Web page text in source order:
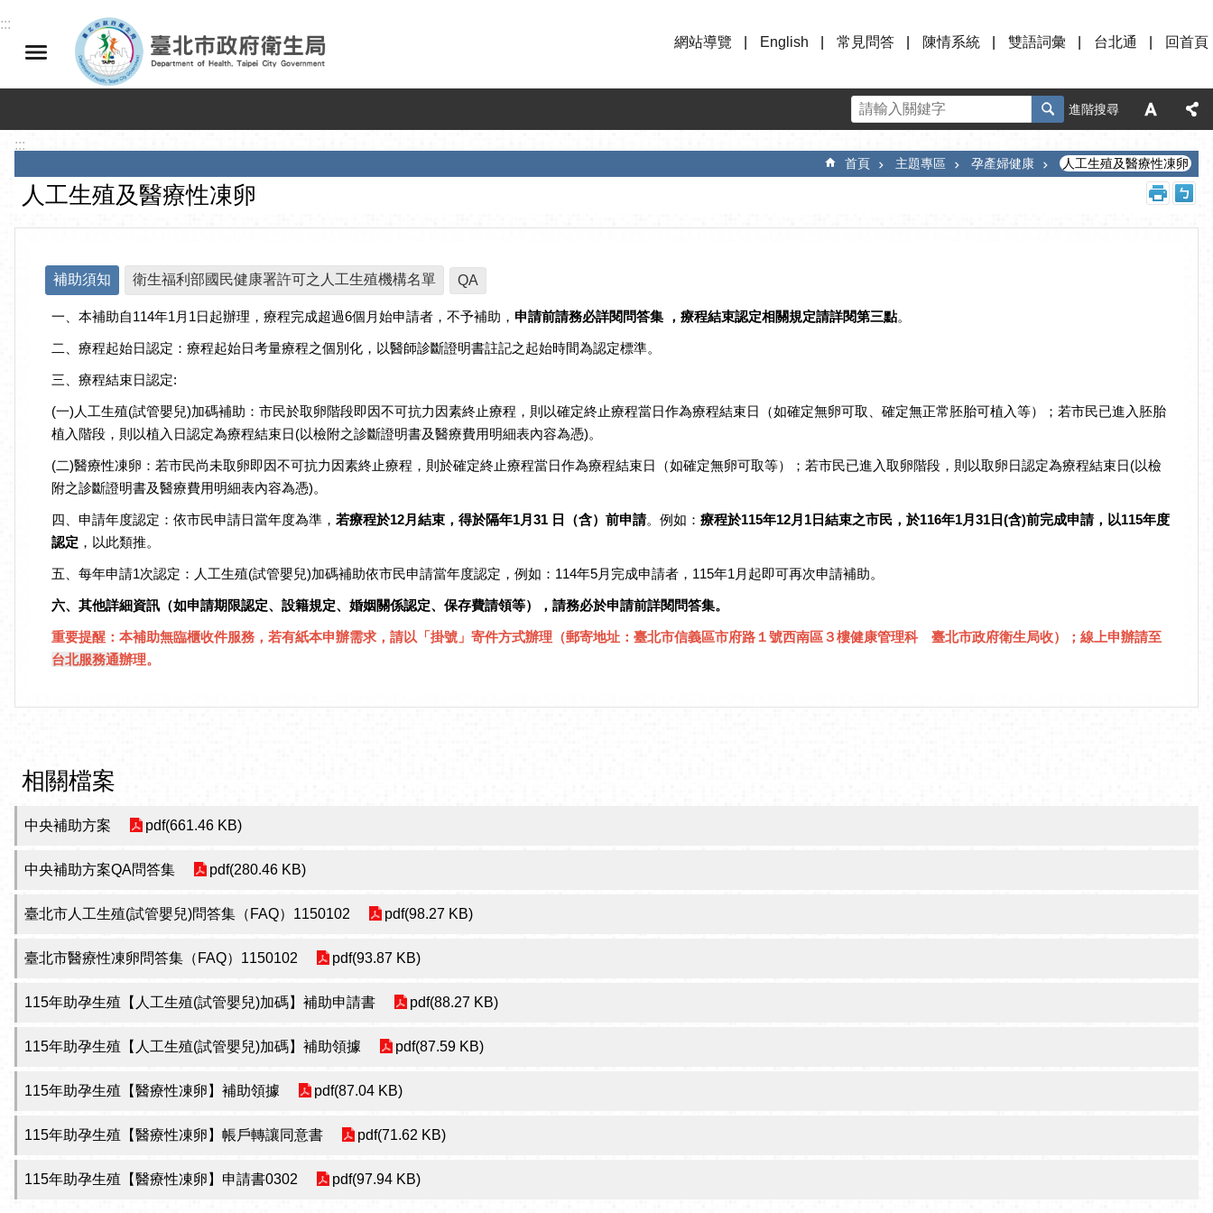
跳到主要內容區塊
:::
網站導覽
English 常見問答 陳情系統 雙語詞彙 台北通 回首頁
進階搜尋
:::
首頁 主題專區 孕產婦健康 人工生殖及醫療性凍卵
人工生殖及醫療性凍卵
補助須知 衛生福利部國民健康署許可之人工生殖機構名單 QA
一、本補助自114年1月1日起辦理，療程完成超過6個月始申請者，不予補助， 申請前請務必詳閱問答集 ，療程結束認定相關規定請詳閱第三點。
二、療程起始日認定：療程起始日考量療程之個別化，以醫師診斷證明書註記之起始時間為認定標準。
三、療程結束日認定:
(一)人工生殖(試管嬰兒)加碼補助：市民於取卵階段即因不可抗力因素終止療程，則以確定終止療程當日作為療程結束日（如確定無卵可取、確定無正常胚胎可植入等）；若市民已進入胚胎
植入階段，則以植入日認定為療程結束日(以檢附之診斷證明書及醫療費用明細表內容為憑)。
(二)醫療性凍卵：若市民尚未取卵即因不可抗力因素終止療程，則於確定終止療程當日作為療程結束日（如確定無卵可取等）；若市民已進入取卵階段，則以取卵日認定為療程結束日(以檢
附之診斷證明書及醫療費用明細表內容為憑)。
四、申請年度認定：依市民申請日當年度為準， 若療程於12月結束，得於隔年1月31 日（含）前申請。例如： 療程於115年12月1日結束之市民，於116年1月31日(含)前完成申請，以115年度
認定 ，以此類推。
五、每年申請1次認定：人工生殖(試管嬰兒)加碼補助依市民申請當年度認定，例如：114年5月完成申請者，115年1月起即可再次申請補助。
六、其他詳細資訊（如申請期限認定、設籍規定、婚姻關係認定、保存費請領等），請務必於申請前詳閱問答集。
重要提醒： 本補助無臨櫃收件服務，若有紙本申辦需求，請以「掛號」寄件方式辦理（郵寄地址：臺北市信義區市府路１號西南區３樓健康管理科 臺北市政府衛生局收）；線上申辦請至
台北服務通辦理。
相關檔案
中央補助方案 pdf(661.46 KB)
中央補助方案QA問答集 pdf(280.46 KB)
臺北市人工生殖(試管嬰兒)問答集（FAQ）1150102 pdf(98.27 KB)
臺北市醫療性凍卵問答集（FAQ）1150102 pdf(93.87 KB)
115年助孕生殖【人工生殖(試管嬰兒)加碼】補助申請書 pdf(88.27 KB)
115年助孕生殖【人工生殖(試管嬰兒)加碼】補助領據 pdf(87.59 KB)
115年助孕生殖【醫療性凍卵】補助領據 pdf(87.04 KB)
115年助孕生殖【醫療性凍卵】帳戶轉讓同意書 pdf(71.62 KB)
115年助孕生殖【醫療性凍卵】申請書0302 pdf(97.94 KB)